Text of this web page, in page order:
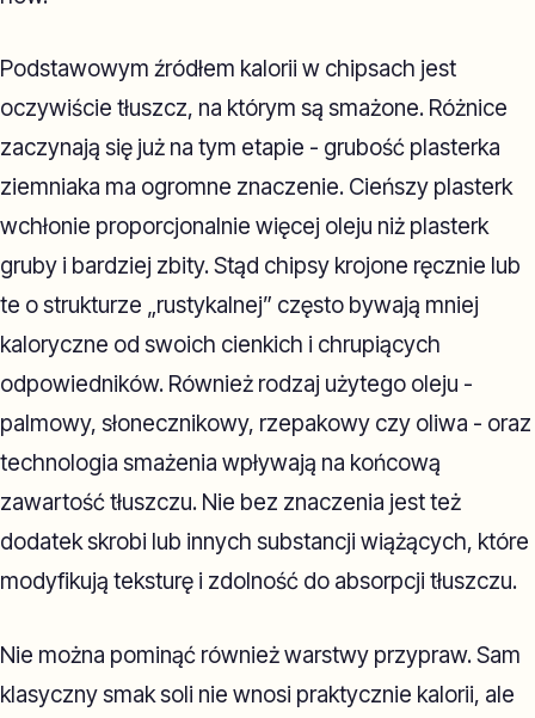
Podstawowym źródłem kalorii w chipsach jest
oczywiście tłuszcz, na którym są smażone. Różnice
zaczynają się już na tym etapie - grubość plasterka
ziemniaka ma ogromne znaczenie. Cieńszy plasterk
wchłonie proporcjonalnie więcej oleju niż plasterk
gruby i bardziej zbity. Stąd chipsy krojone ręcznie lub
te o strukturze „rustykalnej” często bywają mniej
kaloryczne od swoich cienkich i chrupiących
odpowiedników. Również rodzaj użytego oleju -
palmowy, słonecznikowy, rzepakowy czy oliwa - oraz
technologia smażenia wpływają na końcową
zawartość tłuszczu. Nie bez znaczenia jest też
dodatek skrobi lub innych substancji wiążących, które
modyfikują teksturę i zdolność do absorpcji tłuszczu.
Nie można pominąć również warstwy przypraw. Sam
klasyczny smak soli nie wnosi praktycznie kalorii, ale